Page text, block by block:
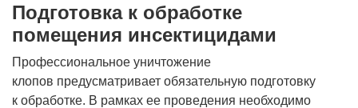
Подготовка к обработке
помещения инсектицидами
Профессиональное уничтожение
клопов предусматривает обязательную подготовку
к обработке. В рамках ее проведения необходимо